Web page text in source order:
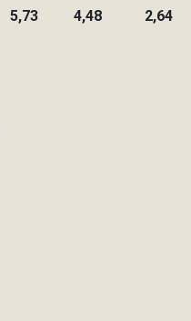
5,73 4,48 2,64